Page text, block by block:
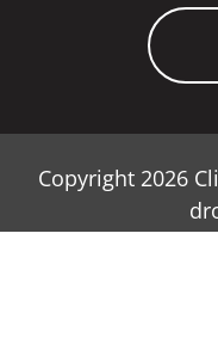
Copyright 2026